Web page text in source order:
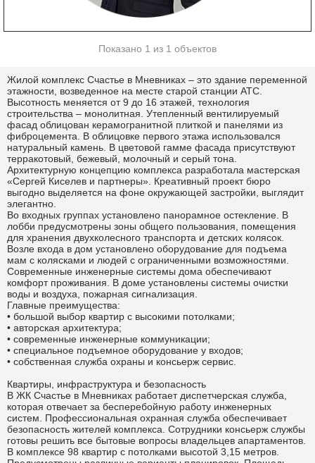
Показано 1 из 1 объектов
Жилой комплекс Счастье в Мневниках – это здание переменной
этажности, возведенное на месте старой станции АТС.
Высотность меняется от 9 до 16 этажей, технология
строительства – монолитная. Утепленный вентилируемый
фасад облицован керамогранитной плиткой и панелями из
фиброцемента. В облицовке первого этажа использовался
натуральный камень. В цветовой гамме фасада присутствуют
терракотовый, бежевый, молочный и серый тона.
Архитектурную концепцию комплекса разработала мастерская
«Сергей Киселев и партнеры». Креативный проект бюро
выгодно выделяется на фоне окружающей застройки, выглядит
элегантно.
Во входных группах установлено панорамное остекление. В
лобби предусмотрены зоны общего пользования, помещения
для хранения двухколесного транспорта и детских колясок.
Возле входа в дом установлено оборудование для подъема
мам с колясками и людей с ограниченными возможностями.
Современные инженерные системы дома обеспечивают
комфорт проживания. В доме установлены системы очистки
воды и воздуха, пожарная сигнализация.
Главные преимущества:
• большой выбор квартир с высокими потолками;
• авторская архитектура;
• современные инженерные коммуникации;
• специальное подъемное оборудование у входов;
• собственная служба охраны и консьерж сервис.
Квартиры, инфраструктура и безопасность
В ЖК Счастье в Мневниках работает диспетчерская служба,
которая отвечает за бесперебойную работу инженерных
систем. Профессиональная охранная служба обеспечивает
безопасность жителей комплекса. Сотрудники консьерж службы
готовы решить все бытовые вопросы владельцев апартаментов.
В комплексе 98 квартир с потолками высотой 3,15 метров.